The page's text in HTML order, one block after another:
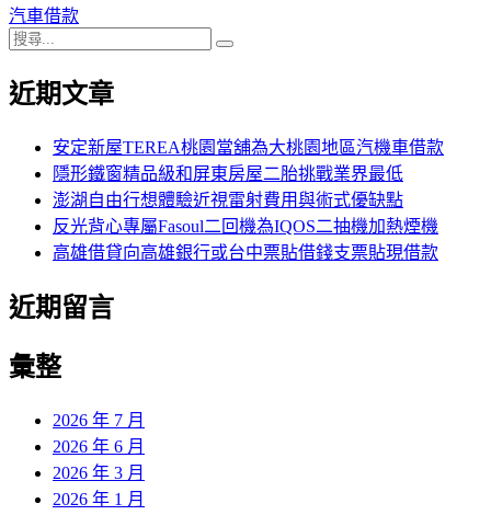
導
覽
章:
汽車借款
搜
關
近期文章
安定新屋TEREA桃園當舖為大桃園地區汽機車借款
隱形鐵窗精品級和屏東房屋二胎挑戰業界最低
澎湖自由行想體驗近視雷射費用與術式優缺點
反光背心專屬Fasoul二回機為IQOS二抽機加熱煙機
高雄借貸向高雄銀行或台中票貼借錢支票貼現借款
近期留言
彙整
2026 年 7 月
2026 年 6 月
2026 年 3 月
2026 年 1 月